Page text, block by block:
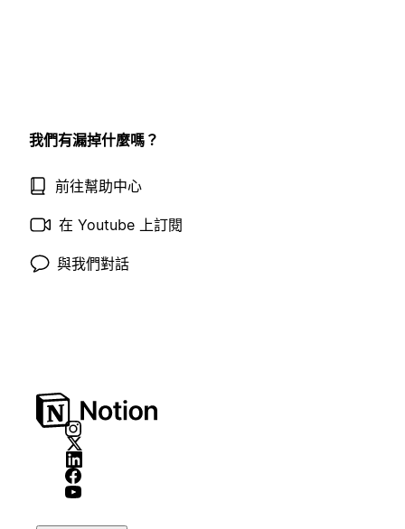
我們有漏掉什麼嗎？
前往幫助中心
在 Youtube 上訂閱
與我們對話